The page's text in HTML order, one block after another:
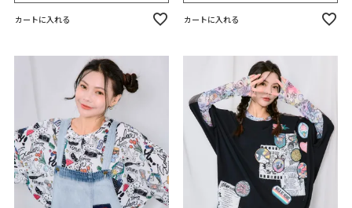
カートに入れる カートに入れる